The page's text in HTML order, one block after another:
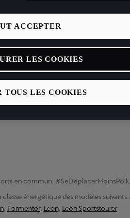
en commun.
énergétique des modèles suivants :
, Formentor, Leon, Leon Sportstourer
TOUS LES COOKIES
ACCEPTER
LES COOKIES